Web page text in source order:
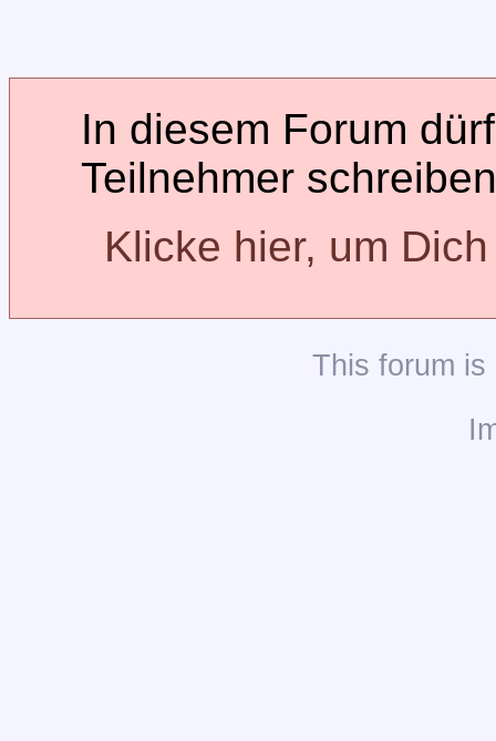
In diesem Forum
Teilnehmer
Klicke hier, um
This forum is